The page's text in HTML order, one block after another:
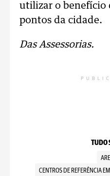
utilizar o benefício
pontos da cidade.
Das Assessorias.
TUDO
CENTROS DE REFERÊNCIA